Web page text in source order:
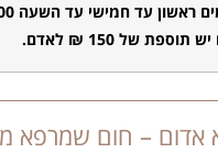
השעה 19:00, לאחר מכן יש תוספת של 40 ₪ לאדם.
של 150 ₪ לאדם.
אדום – חום שמרפא